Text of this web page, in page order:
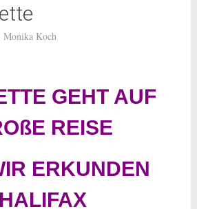
Monika Koch
GEHT AUF
REISE
ERKUNDEN
HALIFAX